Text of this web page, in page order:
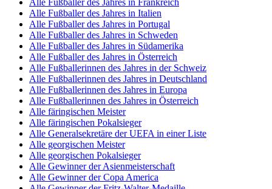
Alle Fußballer des Jahres in Italien
Alle Fußballer des Jahres in Portugal
Alle Fußballer des Jahres in Schweden
Alle Fußballer des Jahres in Südamerika
Alle Fußballer des Jahres in Österreich
Alle Fußballerinnen des Jahres in der Schweiz
Alle Fußballerinnen des Jahres in Deutschland
Alle Fußballerinnen des Jahres in Europa
Alle Fußballerinnen des Jahres in Österreich
Alle färingischen Meister
Alle färingischen Pokalsieger
Alle Generalsekretäre der UEFA in einer Liste
Alle georgischen Meister
Alle georgischen Pokalsieger
Alle Gewinner der Asienmeisterschaft
Alle Gewinner der Copa America